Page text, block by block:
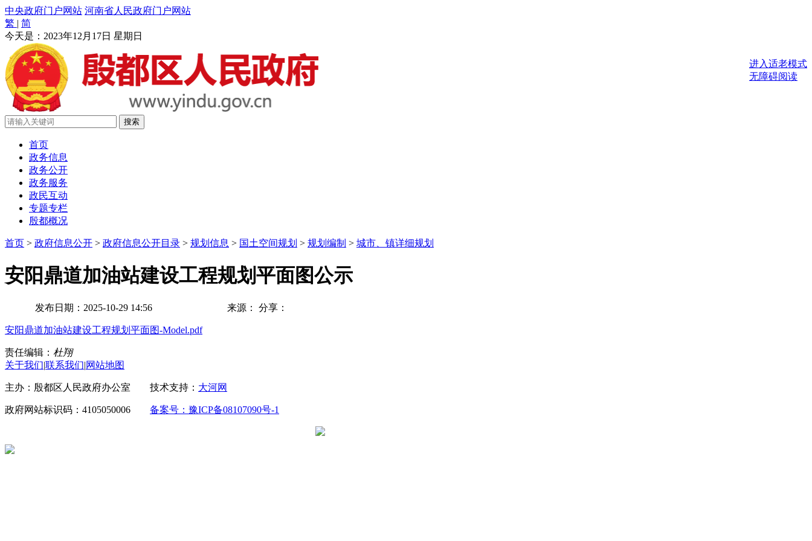
中央政府门户网站 河南省人民政府门户网站
繁 | 简
今天是： 2023年12月17日 星期日
进入适老模式
无障碍阅读
首页
政务信息
政务公开
政务服务
政民互动
专题专栏
殷都概况
首页 > 政府信息公开 > 政府信息公开目录 > 规划信息 > 国土空间规划 > 规划编制 > 城市、镇详细规划
安阳鼎道加油站建设工程规划平面图公示
发布日期：2025-10-29 14:56 来源： 分享：
安阳鼎道加油站建设工程规划平面图-Model.pdf
责任编辑： 杜翔
关于我们|联系我们|网站地图
主办：殷都区人民政府办公室 技术支持： 大河网
政府网站标识码：4105050006 备案号：豫ICP备08107090号-1